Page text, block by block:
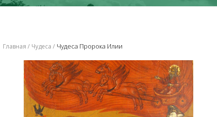
Главная Чудеса Чудеса Пророка Илии